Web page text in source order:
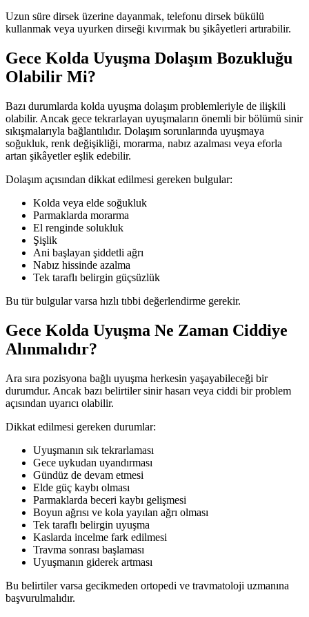
Uzun süre dirsek üzerine dayanmak, telefonu dirsek bükülü
kullanmak veya uyurken dirseği kıvırmak bu şikâyetleri artırabilir.
Gece Kolda Uyuşma Dolaşım Bozukluğu
Olabilir Mi?
Bazı durumlarda kolda uyuşma dolaşım problemleriyle de ilişkili
olabilir. Ancak gece tekrarlayan uyuşmaların önemli bir bölümü sinir
sıkışmalarıyla bağlantılıdır. Dolaşım sorunlarında uyuşmaya
soğukluk, renk değişikliği, morarma, nabız azalması veya eforla
artan şikâyetler eşlik edebilir.
Dolaşım açısından dikkat edilmesi gereken bulgular:
Kolda veya elde soğukluk
Parmaklarda morarma
El renginde solukluk
Şişlik
Ani başlayan şiddetli ağrı
Nabız hissinde azalma
Tek taraflı belirgin güçsüzlük
Bu tür bulgular varsa hızlı tıbbi değerlendirme gerekir.
Gece Kolda Uyuşma Ne Zaman Ciddiye
Alınmalıdır?
Ara sıra pozisyona bağlı uyuşma herkesin yaşayabileceği bir
durumdur. Ancak bazı belirtiler sinir hasarı veya ciddi bir problem
açısından uyarıcı olabilir.
Dikkat edilmesi gereken durumlar:
Uyuşmanın sık tekrarlaması
Gece uykudan uyandırması
Gündüz de devam etmesi
Elde güç kaybı olması
Parmaklarda beceri kaybı gelişmesi
Boyun ağrısı ve kola yayılan ağrı olması
Tek taraflı belirgin uyuşma
Kaslarda incelme fark edilmesi
Travma sonrası başlaması
Uyuşmanın giderek artması
Bu belirtiler varsa gecikmeden ortopedi ve travmatoloji uzmanına
başvurulmalıdır.